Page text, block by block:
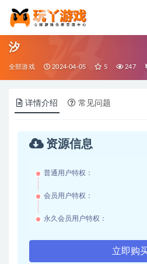
汐
全部游戏 2024-04-05 5 247
详情介绍 常见问题
资源信息
普通用户特权：
会员用户特权：
永久会员用户特权：
立即购